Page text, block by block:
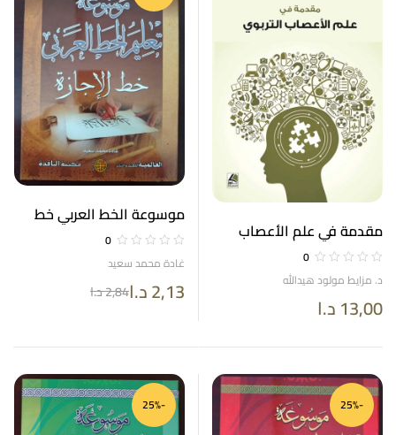
مقدمة في علم الأعصاب
التربوي
0
د. مزايط مولود هيدالله
13,00د.ا
موسوعة الخط العربي خط
الإجازة
0
غادة محمد سعيد
2,84د.ا 2,13د.ا
-25%
-25%